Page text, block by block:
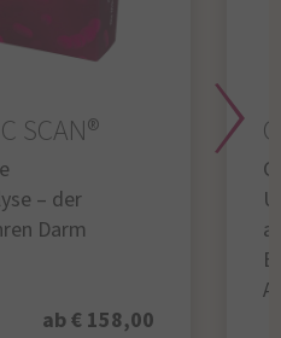
SCAN®
– der
Darm
ab € 158,00